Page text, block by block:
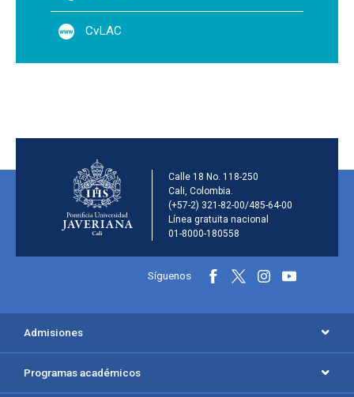
CvLAC
Información de la
Calle 18 No. 118-250
Cali, Colombia.
(+57-2) 321-82-00/485-64-00
Línea gratuita nacional
01-8000-180558
Información y redes sociales
Síguenos
Menú principal del footer
Admisiones
Programas académicos